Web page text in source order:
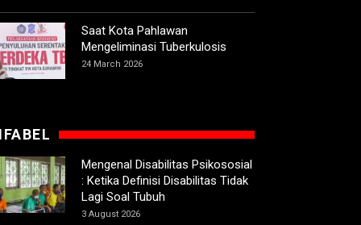
Saat Kota Pahlawan
Mengeliminasi Tuberkulosis
24 March 2026
Mengenal Disabilitas Psikososial
: Ketika Definisi Disabilitas Tidak
Lagi Soal Tubuh
3 August 2026